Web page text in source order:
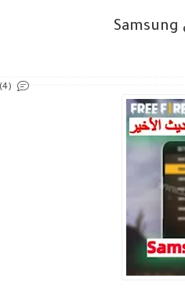
أفضل اعدادات الهيدشوت فري فاير سامسونج جالكسي Samsung
(4)